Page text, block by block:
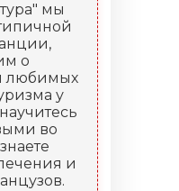
мы
о
любимых
у
во
и